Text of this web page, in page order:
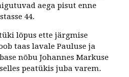
aega pisut enne
44.
lõpus ette järgmise
taas lavale Pauluse ja
nõbu Johannes Markuse
peatükis juba varem.